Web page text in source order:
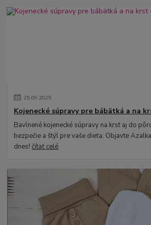
25.09.2025
Kojenecké súpravy pre bábätká a na
Bavlnené kojenecké súpravy na krst aj do
bezpečie a štýl pre vaše dieťa. Objavte
dnes!čítať celé